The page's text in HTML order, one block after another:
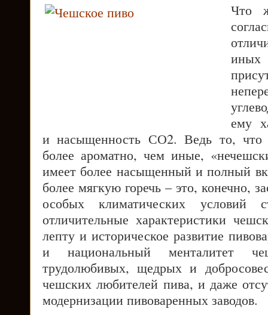
Что
ему
и насыщенность СО2. Ведь то, что
более ароматно, чем иные,
имеет более насыщенный и полный
более мягкую горечь – это, конечно,
особых климатических
отличительные характеристики
лепту и историческое развитие
и национальный менталитет
трудолюбивых, щедрых и
чешских любителей пива, и даже
модернизации пивоваренных заводов.